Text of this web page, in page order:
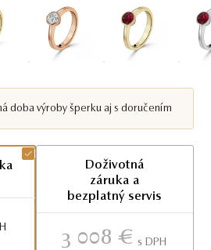
doba výroby šperku aj s doručením
Doživotná
záruka a
bezplatný servis
3 008 € S DPH